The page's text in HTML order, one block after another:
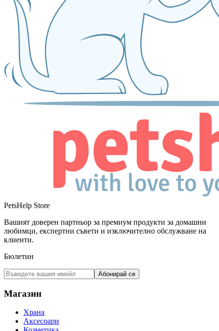
PetsHelp Store
Вашият доверен партньор за премиум продукти за домашни
любимци, експертни съвети и изключително обслужване на
клиенти.
Бюлетин
Абонирай се
Магазин
Храна
Аксесоари